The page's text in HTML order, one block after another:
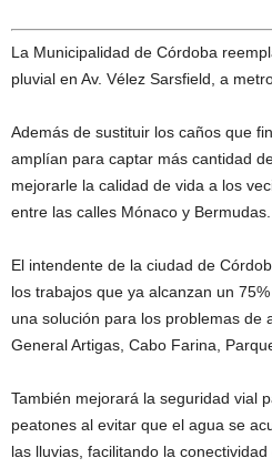
La Municipalidad de Córdoba
pluvial en Av. Vélez Sarsfield, a
Además de sustituir los caños que
amplían para captar más cantidad
mejorarle la calidad de vida a los
entre las calles Mónaco y Bermudas.
El intendente de la ciudad de
los trabajos que ya alcanzan un
una solución para los problemas de
General Artigas, Cabo Farina,
También mejorará la seguridad vial
peatones al evitar que el agua se
las lluvias, facilitando la